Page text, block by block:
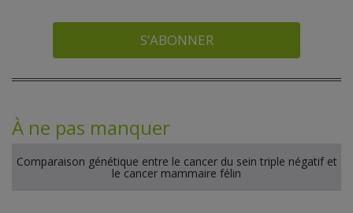
S’ABONNER
À ne pas manquer
Comparaison génétique entre le cancer du sein triple négatif et
le cancer mammaire félin